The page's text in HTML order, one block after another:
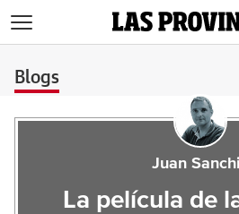
Blogs
Juan
La película de